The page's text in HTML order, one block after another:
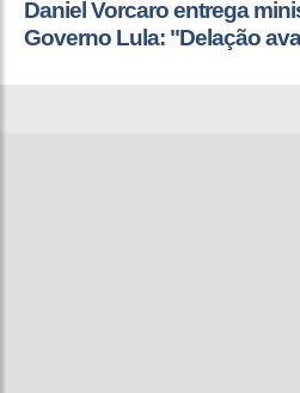
Daniel Vorcaro entrega
Governo Lula: "Delação